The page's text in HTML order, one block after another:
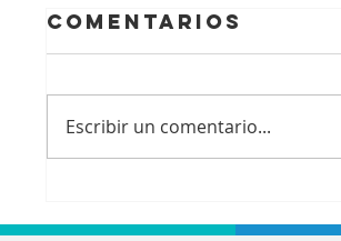
duele
Comentarios
Escribir un comentario...